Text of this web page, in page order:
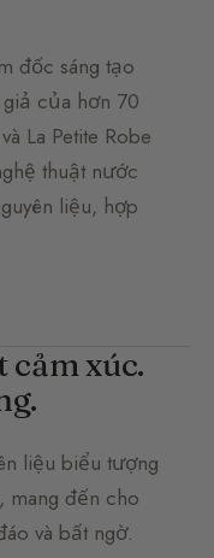
đốc sáng tạo
của hơn 70
La Petite Robe
thuật nước
liệu, hợp
cảm xúc.
liệu biểu tượng
mang đến cho
và bất ngờ.